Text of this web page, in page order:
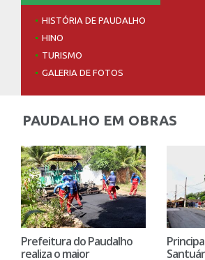
PAUDALHO EM OBRAS
Prefeitura do Paudalho
realiza o maior
investimento em
pavimentação asfáltica da
história do município
recebe